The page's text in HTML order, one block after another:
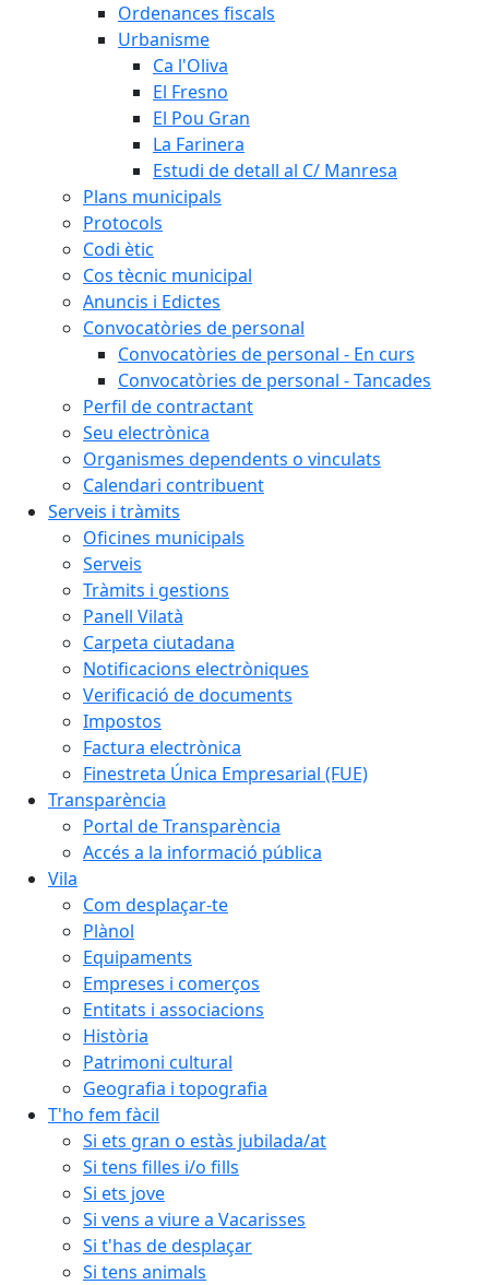
Ordenances fiscals
Urbanisme
Ca l'Oliva
El Fresno
El Pou Gran
La Farinera
Estudi de detall al C/ Manresa
Plans municipals
Protocols
Codi ètic
Cos tècnic municipal
Anuncis i Edictes
Convocatòries de personal
Convocatòries de personal - En curs
Convocatòries de personal - Tancades
Perfil de contractant
Seu electrònica
Organismes dependents o vinculats
Calendari contribuent
Serveis i tràmits
Oficines municipals
Serveis
Tràmits i gestions
Panell Vilatà
Carpeta ciutadana
Notificacions electròniques
Verificació de documents
Impostos
Factura electrònica
Finestreta Única Empresarial (FUE)
Transparència
Portal de Transparència
Accés a la informació pública
Vila
Com desplaçar-te
Plànol
Equipaments
Empreses i comerços
Entitats i associacions
Història
Patrimoni cultural
Geografia i topografia
T'ho fem fàcil
Si ets gran o estàs jubilada/at
Si tens filles i/o fills
Si ets jove
Si vens a viure a Vacarisses
Si t'has de desplaçar
Si tens animals